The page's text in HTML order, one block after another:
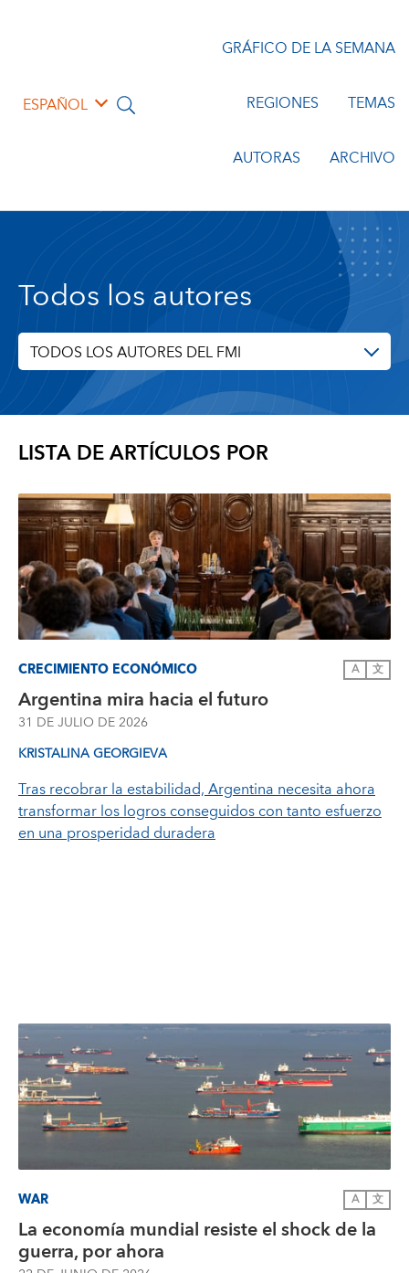
ESPAÑOL
GRÁFICO DE LA SEMANA
REGIONES TEMAS
AUTORAS ARCHIVO
Todos los autores
TODOS LOS AUTORES DEL FMI
LISTA DE ARTÍCULOS POR
CRECIMIENTO ECONÓMICO A 文
Argentina mira hacia el futuro
31 DE JULIO DE 2026
KRISTALINA GEORGIEVA
Tras recobrar la estabilidad, Argentina necesita ahora
transformar los logros conseguidos con tanto esfuerzo
en una prosperidad duradera
WAR A 文
La economía mundial resiste el shock de la
guerra, por ahora